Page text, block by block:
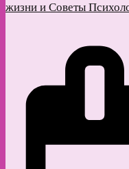
жизни и Советы